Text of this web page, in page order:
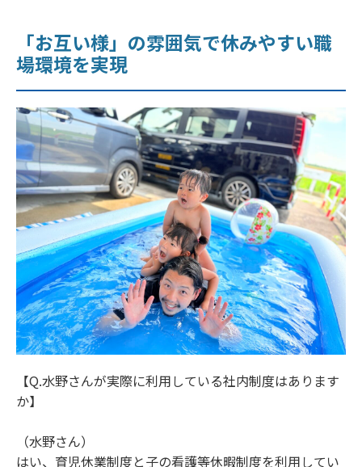
「お互い様」の雰囲気で休みやすい職
場環境を実現
【Q.水野さんが実際に利用している社内制度はあります
か】
（水野さん）
はい、育児休業制度と子の看護等休暇制度を利用してい